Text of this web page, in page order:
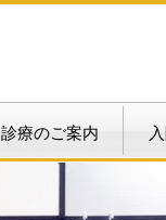
診療のご案内